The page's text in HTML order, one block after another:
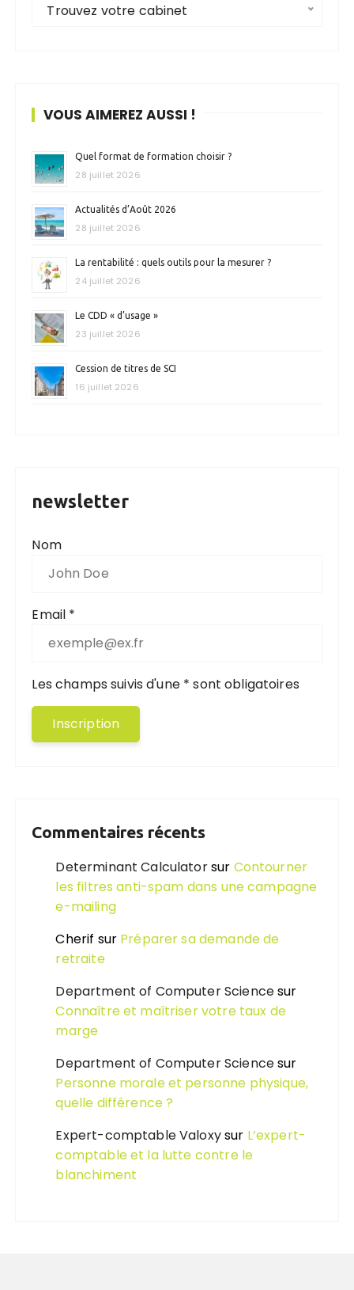
Trouvez votre cabinet
VOUS AIMEREZ AUSSI !
Quel format de formation choisir ?
28 juillet 2026
Actualités d’Août 2026
28 juillet 2026
La rentabilité : quels outils pour la mesurer ?
24 juillet 2026
Le CDD « d’usage »
23 juillet 2026
Cession de titres de SCI
16 juillet 2026
newsletter
Nom
Email *
Les champs suivis d'une * sont obligatoires
Commentaires récents
Determinant Calculatorsur Contourner
les filtres anti-spam dans une campagne
e-mailing
Cherif sur Préparer sa demande de
retraite
Department of Computer Sciencesur
Connaître et maîtriser votre taux de
marge
Department of Computer Sciencesur
Personne morale et personne physique,
quelle différence ?
Expert-comptable Valoxysur L’expert-
comptable et la lutte contre le
blanchiment